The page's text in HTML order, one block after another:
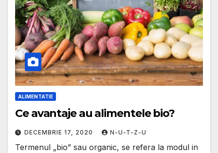
ALIMENTATIE
Ce avantaje au alimentele bio?
DECEMBRIE 17, 2020 N-U-T-Z-U
Termenul „bio” sau organic, se refera la modul in